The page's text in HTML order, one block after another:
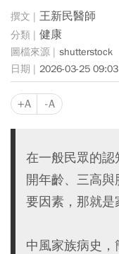
王新民醫師
健康
shutterstock
2026-03-25 09:03
+A -A
在一般民眾的
開年齡、三高
要因素，那就是
中風家族病史